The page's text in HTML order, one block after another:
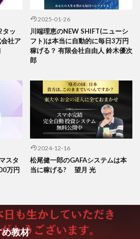
タッ
社ア
2025-01-26
川端理恵のNEW SHIFT(ニューシ
フト)は本当に自動的に毎日3万円
稼げる？ 有限会社自由人 鈴木優次
郎
スタ
万円
2024-12-16
松尾健一郎のGAFAシステムは本
当に稼げる? 望月 光
教材